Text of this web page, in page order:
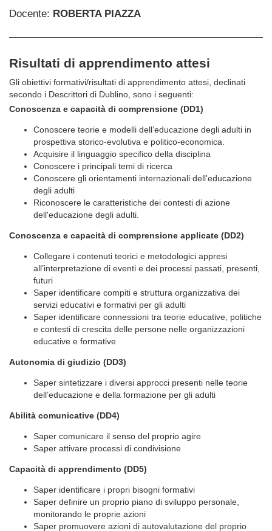
Docente: ROBERTA PIAZZA
Risultati di apprendimento attesi
Gli obiettivi formativi/risultati di apprendimento attesi, declinati
secondo i Descrittori di Dublino, sono i seguenti:
Conoscenza e capacità di comprensione (DD1)
Conoscere teorie e modelli dell’educazione degli adulti in
prospettiva storico-evolutiva e politico-economica.
Acquisire il linguaggio specifico della disciplina
Conoscere i principali temi di ricerca
Conoscere gli orientamenti internazionali dell'educazione
degli adulti
Riconoscere le caratteristiche dei contesti di azione
dell'educazione degli adulti.
Conoscenza e capacità di comprensione applicate (DD2)
Collegare i contenuti teorici e metodologici appresi
all’interpretazione di eventi e dei processi passati, presenti,
futuri
Saper identificare compiti e struttura organizzativa dei
servizi educativi e formativi per gli adulti
Saper identificare connessioni tra teorie educative, politiche
e contesti di crescita delle persone nelle organizzazioni
educative e formative
Autonomia di giudizio (DD3)
Saper sintetizzare i diversi approcci presenti nelle teorie
dell’educazione e della formazione per gli adulti
Abilità comunicative (DD4)
Saper comunicare il senso del proprio agire
Saper attivare processi di condivisione
Capacità di apprendimento (DD5)
Saper identificare i propri bisogni formativi
Saper definire un proprio piano di sviluppo personale,
monitorando le proprie azioni
Saper promuovere azioni di autovalutazione del proprio